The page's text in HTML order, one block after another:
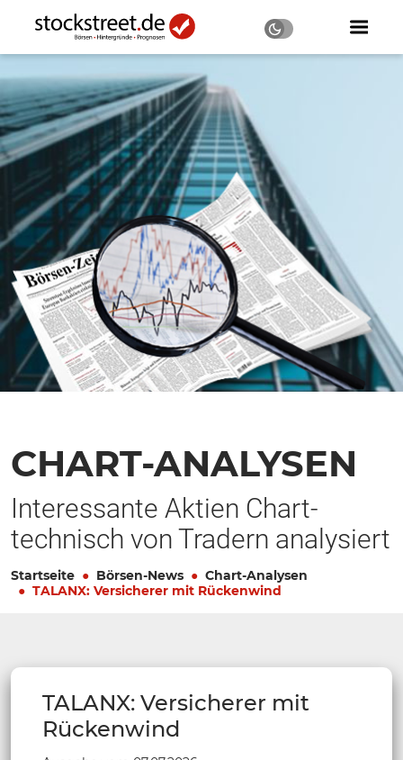
CHART-ANALYSEN
Interessante Aktien Chart-
technisch von Tradern analysiert
Startseite Börsen-News
Chart-Analysen
TALANX: Versicherer mit Rückenwind
TALANX: Versicherer mit
Rückenwind